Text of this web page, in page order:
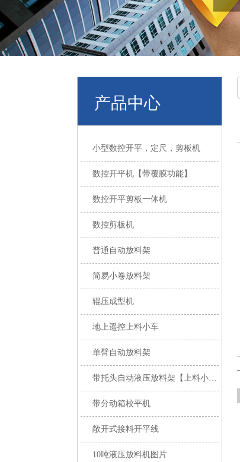
产品中心
小型数控开平，定尺，剪板机
数控开平机【带覆膜功能】
数控开平剪板一体机
数控剪板机
普通自动放料架
简易小卷放料架
辊压成型机
地上遥控上料小车
单臂自动放料架
带分动箱校平机
敞开式接料开平线
10吨液压放料机图片